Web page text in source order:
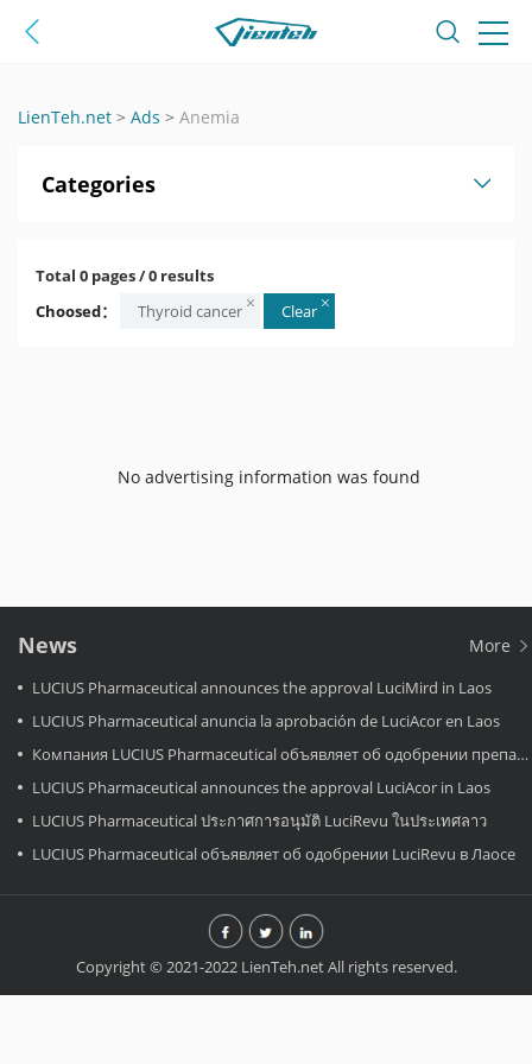
LienTeh.net > Ads > Anemia
Categories
Total 0 pages / 0 results
Choosed：
Thyroid cancer Clear
No advertising information was found
News More
LUCIUS Pharmaceutical announces the approval LuciMird in Laos
LUCIUS Pharmaceutical anuncia la aprobación de LuciAcor en Laos
Компания LUCIUS Pharmaceutical объявляет об одобрении препарата LuciAcor в Лаосе.
LUCIUS Pharmaceutical announces the approval LuciAcor in Laos
LUCIUS Pharmaceutical ประกาศการอนุมัติ LuciRevu ในประเทศลาว
LUCIUS Pharmaceutical объявляет об одобрении LuciRevu в Лаосе
Copyright © 2021-2022 LienTeh.net All rights reserved.